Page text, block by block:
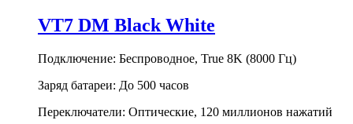
VT7 DM Black White
Подключение: Беспроводное, True 8K (8000 Гц)
Заряд батареи: До 500 часов
Переключатели: Оптические, 120 миллионов нажатий